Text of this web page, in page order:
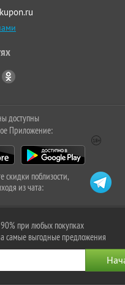
доступны
Приложение:
скидки поблизости,
из чата:
при любых покупках
самые выгодные предложения